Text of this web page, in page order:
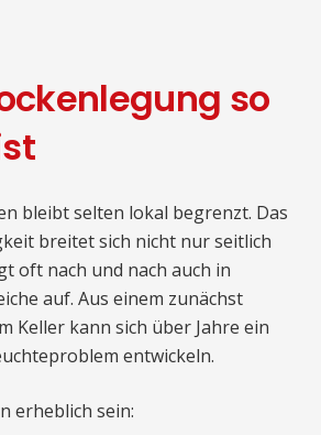
so
bleibt selten lokal begrenzt. Das
breitet sich nicht nur seitlich
oft nach und nach auch in
auf. Aus einem zunächst
Keller kann sich über Jahre ein
entwickeln.
erheblich sein: